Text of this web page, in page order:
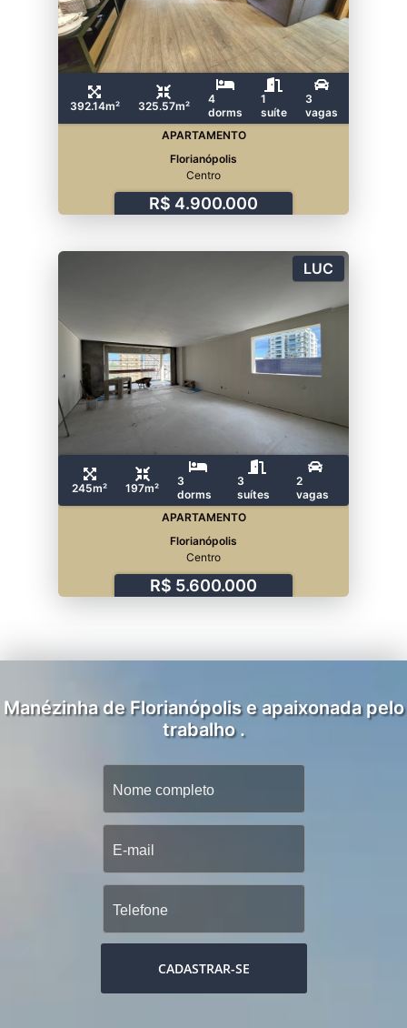
392.14m² 325.57m²
4
dorms
1
suíte
3
vagas
APARTAMENTO
Florianópolis
Centro
R$ 4.900.000
LUC
245m² 197m²
3
dorms
3
suítes
2
vagas
APARTAMENTO
Florianópolis
Centro
R$ 5.600.000
Manézinha de Florianópolis e apaixonada pelo
trabalho .
CADASTRAR-SE